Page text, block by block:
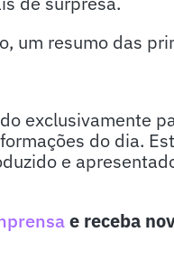
um resumo das
exclusivamente
do dia.
e
e receba